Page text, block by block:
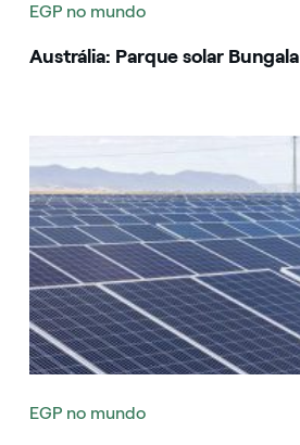
EGP no mundo
Austrália: Parque solar Bungala
EGP no mundo